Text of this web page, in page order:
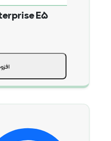
Enterprise E5
افزودن به